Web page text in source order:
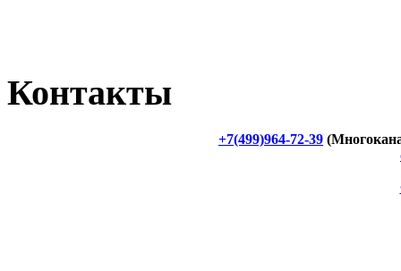
Контакты
+7(499)964-72-39